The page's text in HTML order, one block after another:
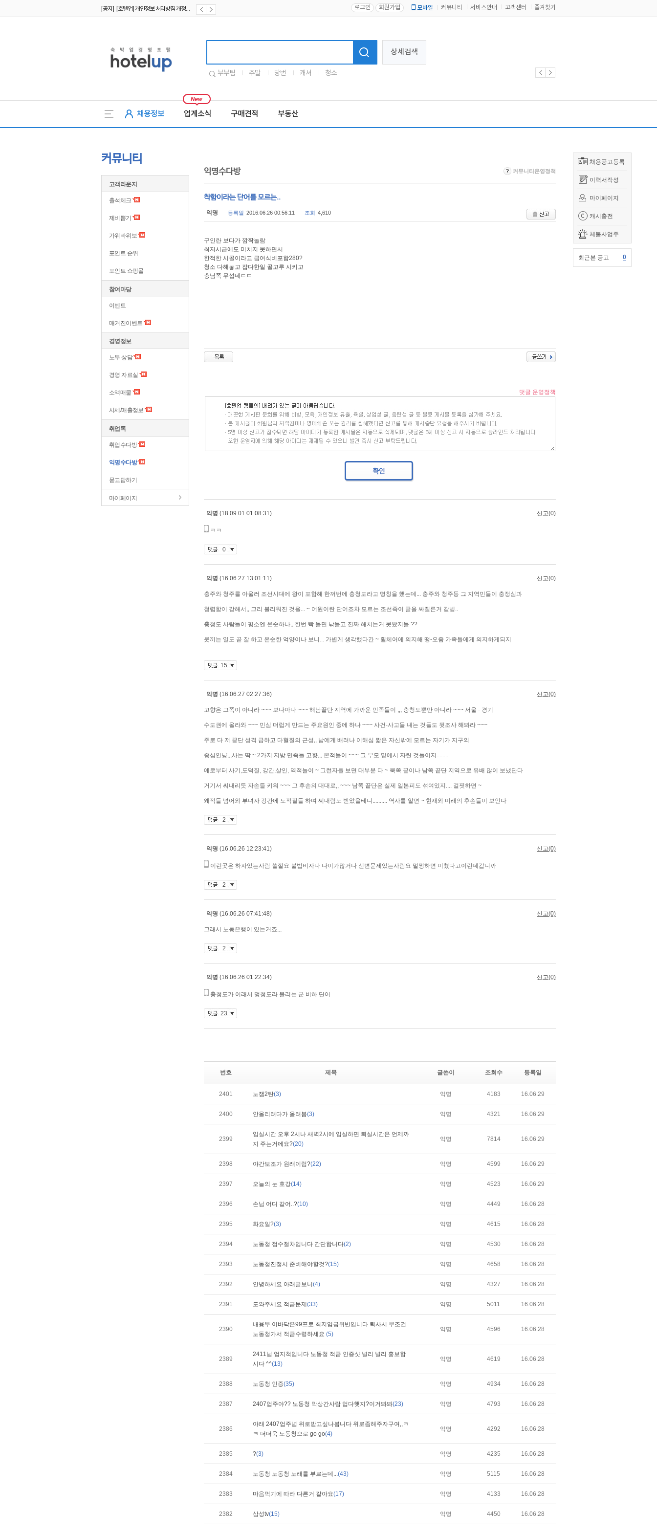
[공지] [호텔업] 개인정보 처리방침 개정본1 (19.09.02) 로그인 회원가입 모바일 커뮤니티 서비스안내 고객센터 즐겨찾기
상세검색
부부팀 주말 당번 캐셔 청소
채용정보 업계소식 구매견적 부동산
채용공고등록
이력서작성
마이페이지
캐시충전
체불사업주
최근본 공고 0
커뮤니티
고객라운지
출석체크
제비뽑기
가위바위보
포인트 순위
포인트 쇼핑몰
참여마당
이벤트
매거진이벤트
경영정보
노무 상담
경영 자료실
소액매물
시세/매출정보
취업톡
취업수다방
익명수다방
묻고답하기
마이페이지
익명수다방 커뮤니티운영정책
착함이라는 단어를 모르는..
익명 등록일 2016.06.26 00:56:11 조회 4,610
구인란 보다가 깜짝놀람
최저시급에도 미치지 못하면서
한적한 시골이라고 급여식비포함280?
청소 다해놓고 잡다한일 골고루 시키고
충남쪽 무섭네ㄷㄷ
번호 제목 글쓴이 조회수 등록일
2401 노잼2탄(3) 익명 4183 16.06.29
2400 안올리려다가 올려봄(3) 익명 4321 16.06.29
2399
입실시간 오후 2시나 새벽2시에 입실하면 퇴실시간은 언제까
지 주는거에요?(20)
익명 7814 16.06.29
2398 야간보조가 원래이럼?(22) 익명 4599 16.06.29
2397 오늘의 눈 호강(14) 익명 4523 16.06.29
2396 손님 어디 같어..?(10) 익명 4449 16.06.28
2395 화요일?(3) 익명 4615 16.06.28
2394 노동청 접수절차입니다 간단합니다(2) 익명 4530 16.06.28
2393 노동청진정시 준비해야할것?(15) 익명 4658 16.06.28
2392 안녕하세요 아래글보니 (4) 익명 4327 16.06.28
2391 도와주세요 적금문제 (33) 익명 5011 16.06.28
2390
내용무 이바닥은99프로 최저임금위반입니다 퇴사시 무조건
노동청가서 적금수령하세요 (5)
익명 4596 16.06.28
2389
2411님 엄지척입니다 노동청 적금 인증샷 널리 널리 홍보합
시다 ^^(13)
익명 4619 16.06.28
2388 노동청 인증(35) 익명 4934 16.06.28
2387 2407업주야?? 노동청 막상간사람 업다햇지?이거봐봐(23) 익명 4793 16.06.28
2386
아래 2407업주넘 위로받고싶나봅니다 위로좀해주자구여,,ㅋ
ㅋ 더더욱 노동청으로 go go(4)
익명 4292 16.06.28
2385 ?(3) 익명 4235 16.06.28
2384 노동청 노동청 노래를 부르는데...(43) 익명 5115 16.06.28
2383 마음먹기에 따라 다른거 같아요(17) 익명 4133 16.06.28
2382 삼성tv(15) 익명 4450 16.06.28